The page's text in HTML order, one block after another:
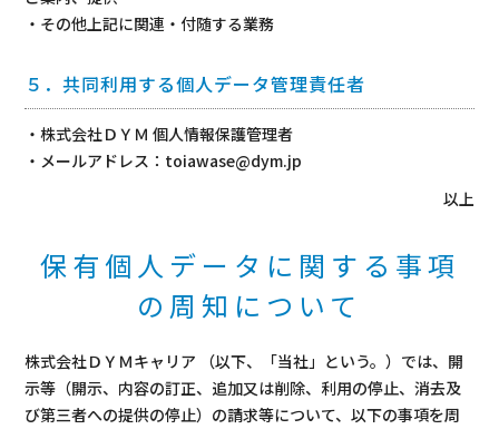
・その他上記に関連・付随する業務
５．共同利用する個人データ管理責任者
・株式会社ＤＹＭ 個人情報保護管理者
・メールアドレス：toiawase@dym.jp
以上
保有個人データに関する事項
の周知について
株式会社ＤＹＭキャリア （以下、「当社」という。）では、開
示等（開示、内容の訂正、追加又は削除、利用の停止、消去及
び第三者への提供の停止）の請求等について、以下の事項を周